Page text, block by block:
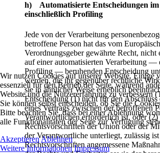
h) Automatisierte Entscheidungen
einschließlich Profiling
Jede von der Verarbeitung
betroffene Person hat das vom
Verordnungsgeber gewährte Recht, nicht
auf einer automatisierten Verarbeitung —
Profiling — beruhenden Entscheidung
werden, die ihr gegenüber rechtliche
sie in ähnlicher Weise erheblich
Entscheidung (1) nicht für den
eines Vertrags zwischen der betroffenen
Verantwortlichen erforderlich ist, oder
Rechtsvorschriften der Union oder der
der Verantwortliche unterliegt, zulässig
Rechtsvorschriften angemessene
Wir nutzen Cookies auf unserer Website. Einige
essenziell für den Betrieb der Seite, während
Website und die Nutzererfahrung zu verbessern
Sie können selbst entscheiden, ob Sie die
Bitte beachten Sie, dass bei einer Ablehnung
alle Funktionalitäten der Seite zur Verfügung
Akzeptieren Ablehnen
Weitere Informationen Impressum